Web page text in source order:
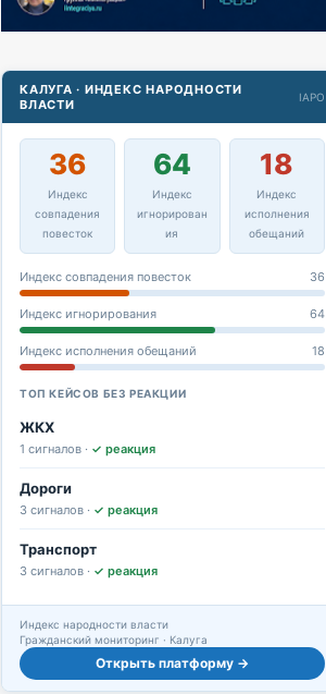
КАЛУГА · ИНДЕКС НАРОДНОСТИ
ВЛАСТИ
IAPO
36
Индекс
совпадения
повесток
64
Индекс
игнорирован
ия
18
Индекс
исполнения
обещаний
Индекс совпадения повесток 36
Индекс игнорирования 64
Индекс исполнения обещаний 18
ТОП КЕЙСОВ БЕЗ РЕАКЦИИ
ЖКХ
1 сигналов · ✓ реакция
Дороги
3 сигналов · ✓ реакция
Транспорт
3 сигналов · ✓ реакция
Индекс народности власти
Гражданский мониторинг · Калуга
Открыть платформу →